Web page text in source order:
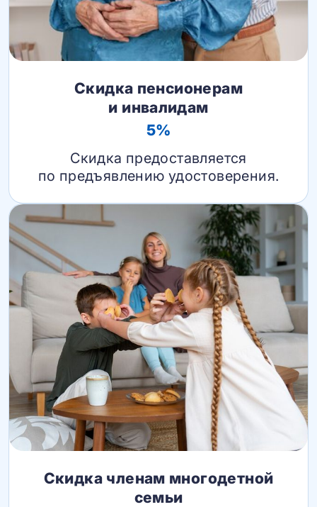
Скидка пенсионерам
и инвалидам
5%
Скидка предоставляется
по предъявлению удостоверения.
Скидка членам многодетной
семьи